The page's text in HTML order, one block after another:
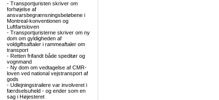
- Transportjuristen skriver om
forhøjelse af
ansvarsbegrænsningsbeløbene i
Montreal-konventionen og
Luftfartsloven
- Transportjuristerne skriver om ny
dom om gyldigheden af
voldgiftsaftaler i rammeaftaler om
transport
- Retten frifandt både speditør og
vognmand
- Ny dom om vedtagelse af CMR-
loven ved national vejstransport af
gods
- Udlejningstrailere var involveret i
færdselsuheld - og ender som en
sag i Højesteret